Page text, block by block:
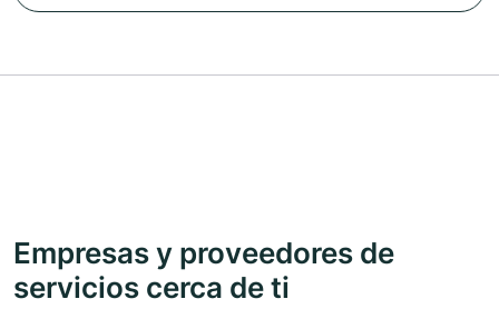
Empresas y proveedores de
servicios cerca de ti